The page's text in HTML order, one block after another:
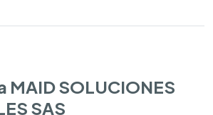
MAID SOLUCIONES
SAS